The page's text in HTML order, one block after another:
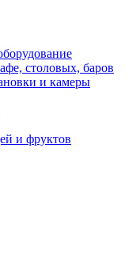
столовых, баров
и камеры
и фруктов